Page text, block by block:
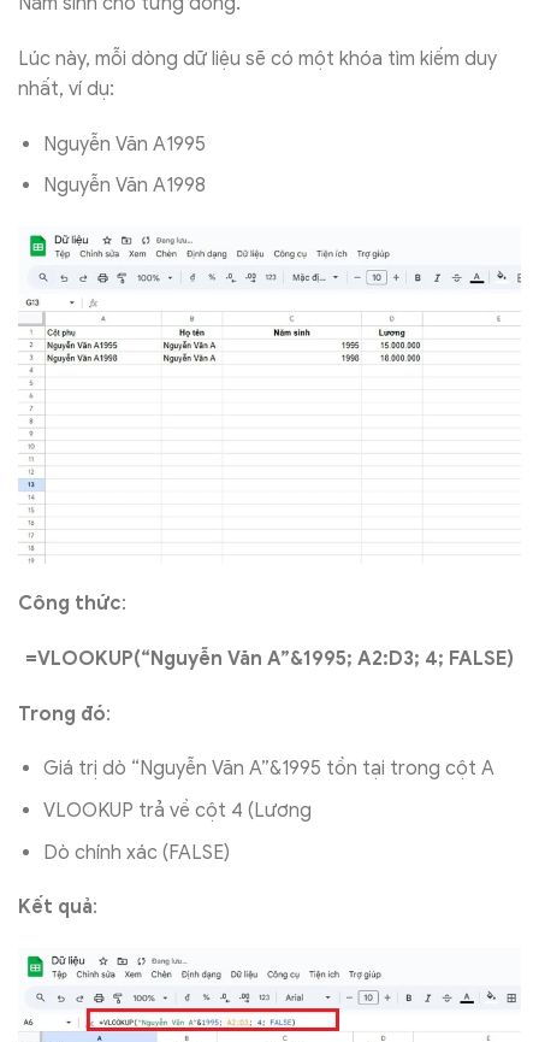
Lúc này, mỗi dòng dữ liệu sẽ có một khóa tìm kiếm duy
nhất, ví dụ:
Nguyễn Văn A1995
Nguyễn Văn A1998
Công thức:
=VLOOKUP(“Nguyễn Văn A”&1995; A2:D3; 4; FALSE)
Trong đó:
Giá trị dò “Nguyễn Văn A”&1995 tồn tại trong cột A
VLOOKUP trả về cột 4 (Lương
Dò chính xác (FALSE)
Kết quả: